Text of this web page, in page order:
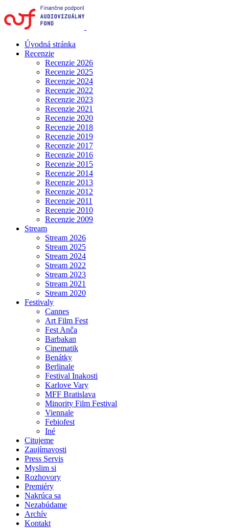
Úvodná stránka
Recenzie
Recenzie 2026
Recenzie 2025
Recenzie 2024
Recenzie 2022
Recenzie 2023
Recenzie 2021
Recenzie 2020
Recenzie 2018
Recenzie 2019
Recenzie 2017
Recenzie 2016
Recenzie 2015
Recenzie 2014
Recenzie 2013
Recenzie 2012
Recenzie 2011
Recenzie 2010
Recenzie 2009
Stream
Stream 2026
Stream 2025
Stream 2024
Stream 2022
Stream 2023
Stream 2021
Stream 2020
Festivaly
Cannes
Art Film Fest
Fest Anča
Barbakan
Cinematik
Benátky
Berlinale
Festival Inakosti
Karlove Vary
MFF Bratislava
Minority Film Festival
Viennale
Febiofest
Iné
Citujeme
Zaujímavosti
Press Servis
Myslim si
Rozhovory
Premiéry
Nakrúca sa
Nezabúdame
Archív
Kontakt